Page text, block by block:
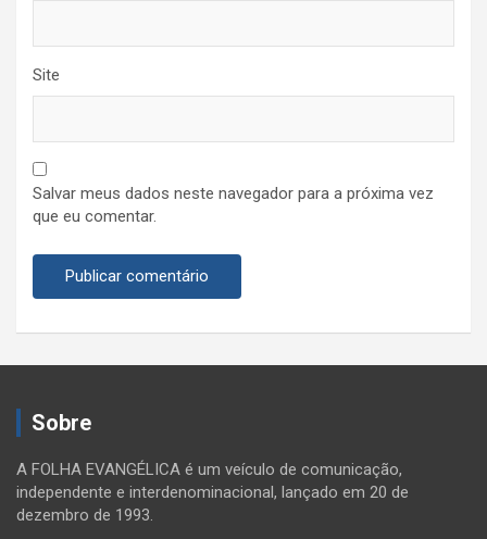
Site
Salvar meus dados neste navegador para a próxima vez
que eu comentar.
Sobre
A FOLHA EVANGÉLICA é um veículo de comunicação,
independente e interdenominacional, lançado em 20 de
dezembro de 1993.